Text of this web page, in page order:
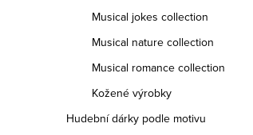
Musical jokes collection
Musical nature collection
Musical romance collection
Kožené výrobky
Hudební dárky podle motivu